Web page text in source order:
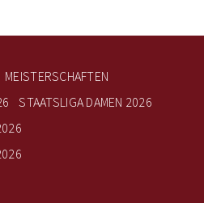
MEISTERSCHAFTEN
STAATSLIGA DAMEN 2026